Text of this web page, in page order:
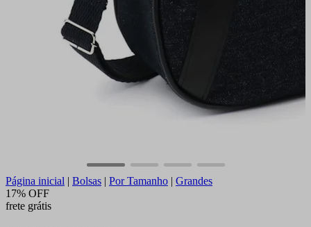
Página inicial | Bolsas | Por Tamanho | Grandes
17% OFF
frete grátis